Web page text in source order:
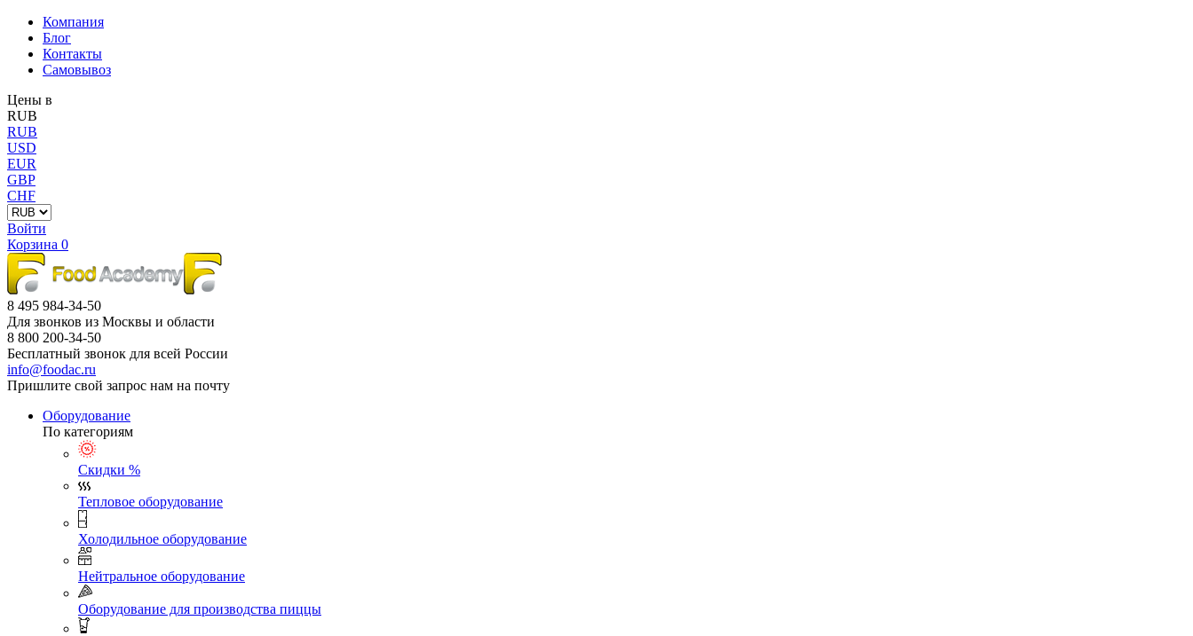
Компания
Блог
Контакты
Самовывоз
Цены в
RUB
RUB
USD
EUR
GBP
CHF
Войти
Корзина 0
8 495 984-34-50
Для звонков из Москвы и области
8 800 200-34-50
Бесплатный звонок для всей России
info@foodac.ru
Пришлите свой запрос нам на почту
Оборудование
По категориям
Скидки %
Тепловое оборудование
Холодильное оборудование
Нейтральное оборудование
Оборудование для производства пиццы